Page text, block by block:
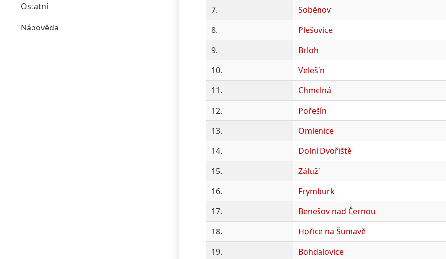
7.
Soběnov
8.
Plešovice
9.
Brloh
10.
Velešín
11.
Chmelná
12.
Pořešín
13.
Omlenice
14.
Dolní Dvořiště
15.
Záluží
16.
Frymburk
17.
Benešov nad Černou
18.
Hořice na Šumavě
19.
Bohdalovice
Ostatníclick to expand contents
Nápověda